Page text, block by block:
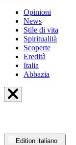
Opinioni
News
Stile di vita
Spiritualità
Scoperte
Eredità
Italia
Abbazia
Edition italiano